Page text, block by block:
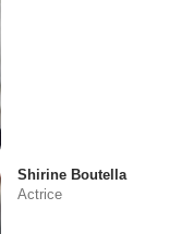
Shirine Boutella
Actrice